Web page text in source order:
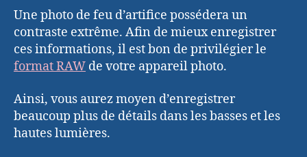
Une photo de feu d’artifice possédera un
contraste extrême. Afin de mieux enregistrer
ces informations, il est bon de privilégier le
format RAW de votre appareil photo.
Ainsi, vous aurez moyen d’enregistrer
beaucoup plus de détails dans les basses et les
hautes lumières.